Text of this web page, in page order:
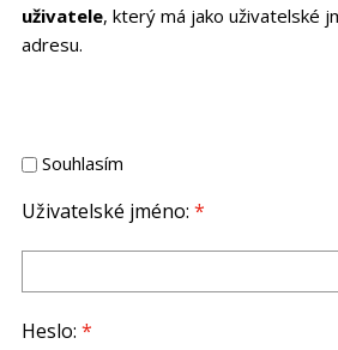
uživatele, který má jako uživatelské
adresu.
Souhlasím
Uživatelské jméno: *
Heslo: *